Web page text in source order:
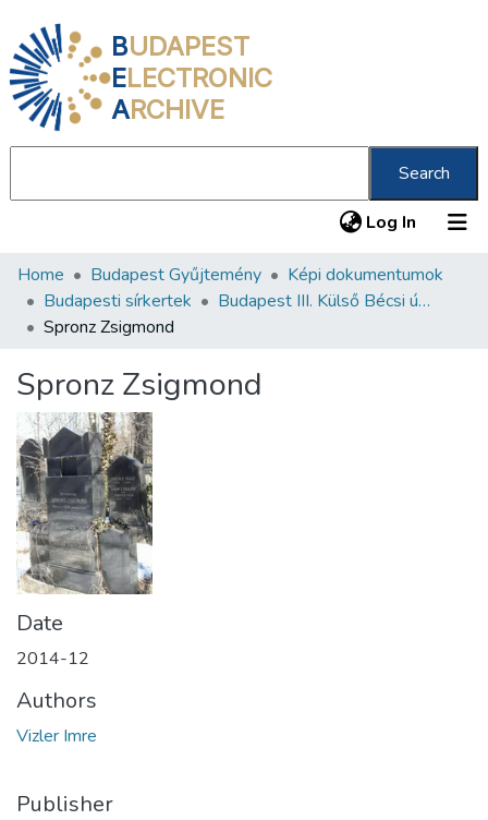
BUDAPEST
ELECTRONIC
ARCHIVE
Search
Log In (current)
Communities & Collections
All of DSpace
About us
Home Budapest Gyűjtemény
Képi dokumentumok
Budapesti sírkertek
Budapest III. Külső Bécsi út 373 Neológ zsidó temető
Spronz Zsigmond
Spronz Zsigmond
Date
2014-12
Authors
Vizler Imre
Publisher